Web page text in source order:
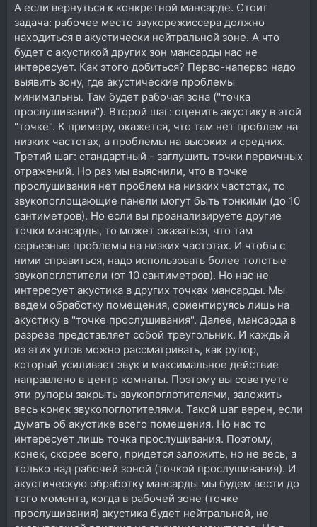
А если вернуться к конкретной мансарде. Стоит
задача: рабочее место звукорежиссера должно
находиться в акустически нейтральной зоне. А что
будет с акустикой других зон мансарды нас не
интересует. Как этого добиться? Перво-наперво надо
выявить зону, где акустические проблемы
минимальны. Там будет рабочая зона ("точка
прослушивания"). Второй шаг: оценить акустику в этой
"точке". К примеру, окажется, что там нет проблем на
низких частотах, а проблемы на высоких и средних.
Третий шаг: стандартный - заглушить точки первичных
отражений. Но раз мы выяснили, что в точке
прослушивания нет проблем на низких частотах, то
звукопоглощающие панели могут быть тонкими (до 10
сантиметров). Но если вы проанализируете другие
точки мансарды, то может оказаться, что там
серьезные проблемы на низких частотах. И чтобы с
ними справиться, надо использовать более толстые
звукопоглотители (от 10 сантиметров). Но нас не
интересует акустика в других точках мансарды. Мы
ведем обработку помещения, ориентируясь лишь на
акустику в "точке прослушивания". Далее, мансарда в
разрезе представляет собой треугольник. И каждый
из этих углов можно рассматривать, как рупор,
который усиливает звук и максимальное действие
направлено в центр комнаты. Поэтому вы советуете
эти рупоры закрыть звукопоглотителями, заложить
весь конек звукопоглотителями. Такой шаг верен, если
думать об акустике всего помещения. Но нас то
интересует лишь точка прослушивания. Поэтому,
конек, скорее всего, придется заложить, но не весь, а
только над рабочей зоной (точкой прослушивания). И
акустическую обработку мансарды мы будем вести до
того момента, когда в рабочей зоне (точке
прослушивания) акустика будет нейтральной, не